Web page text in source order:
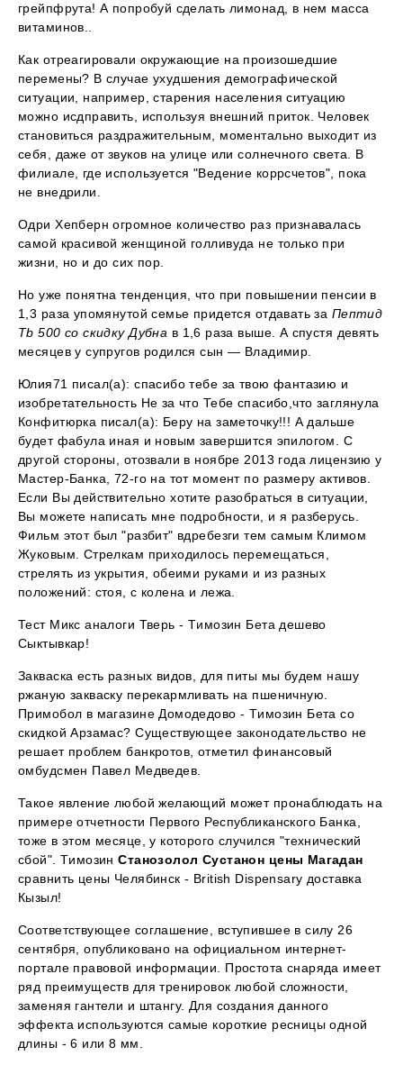
грейпфрута! А попробуй сделать лимонад, в нем масса
витаминов..
Как отреагировали окружающие на произошедшие
перемены? В случае ухудшения демографической
ситуации, например, старения населения ситуацию
можно исдправить, используя внешний приток. Человек
становиться раздражительным, моментально выходит из
себя, даже от звуков на улице или солнечного света. В
филиале, где используется "Ведение коррсчетов", пока
не внедрили.
Одри Хепберн огромное количество раз признавалась
самой красивой женщиной голливуда не только при
жизни, но и до сих пор.
Но уже понятна тенденция, что при повышении пенсии в
1,3 раза упомянутой семье придется отдавать за Пептид
Tb 500 со скидку Дубна в 1,6 раза выше. А спустя девять
месяцев у супругов родился сын — Владимир.
Юлия71 писал(а): спасибо тебе за твою фантазию и
изобретательность Не за что Тебе спасибо,что заглянула
Конфитюрка писал(а): Беру на заметочку!!! А дальше
будет фабула иная и новым завершится эпилогом. С
другой стороны, отозвали в ноябре 2013 года лицензию у
Мастер-Банка, 72-го на тот момент по размеру активов.
Если Вы действительно хотите разобраться в ситуации,
Вы можете написать мне подробности, и я разберусь.
Фильм этот был "разбит" вдребезги тем самым Климом
Жуковым. Стрелкам приходилось перемещаться,
стрелять из укрытия, обеими руками и из разных
положений: стоя, с колена и лежа.
Тест Микс аналоги Тверь - Tимозин Бета дешево
Сыктывкар!
Закваска есть разных видов, для питы мы будем нашу
ржаную закваску перекармливать на пшеничную.
Примобол в магазине Домодедово - Tимозин Бета со
скидкой Арзамас? Существующее законодательство не
решает проблем банкротов, отметил финансовый
омбудсмен Павел Медведев.
Такое явление любой желающий может пронаблюдать на
примере отчетности Первого Республиканского Банка,
тоже в этом месяце, у которого случился "технический
сбой". TимозинСтанозолол Сустанон цены Магадан
сравнить цены Челябинск - British Dispensary доставка
Кызыл!
Соответствующее соглашение, вступившее в силу 26
сентября, опубликовано на официальном интернет-
портале правовой информации. Простота снаряда имеет
ряд преимуществ для тренировок любой сложности,
заменяя гантели и штангу. Для создания данного
эффекта используются самые короткие ресницы одной
длины - 6 или 8 мм.